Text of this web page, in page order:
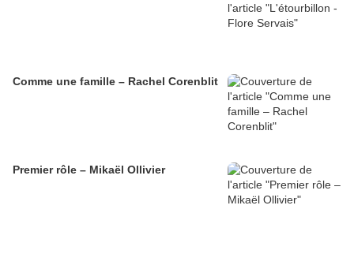
Comme une famille – Rachel Corenblit
Premier rôle – Mikaël Ollivier